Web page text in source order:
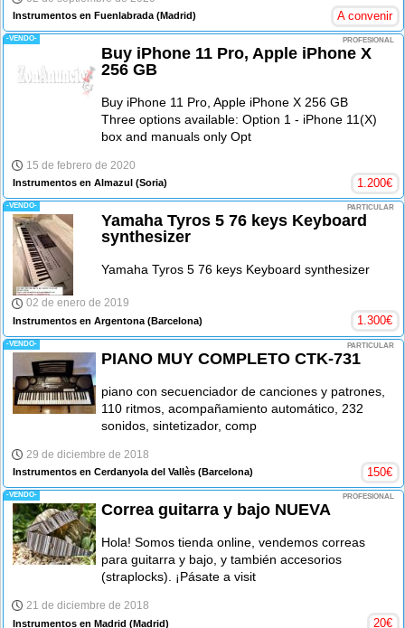
Instrumentos en Fuenlabrada (Madrid) A convenir
-VENDO- PROFESIONAL
Buy iPhone 11 Pro, Apple iPhone X
256 GB
Buy iPhone 11 Pro, Apple iPhone X 256 GB
Three options available: Option 1 - iPhone 11(X)
box and manuals only Opt
15 de febrero de 2020
Instrumentos en Almazul (Soria) 1.200€
-VENDO- PARTICULAR
Yamaha Tyros 5 76 keys Keyboard
synthesizer
Yamaha Tyros 5 76 keys Keyboard synthesizer
02 de enero de 2019
Instrumentos en Argentona (Barcelona) 1.300€
-VENDO- PARTICULAR
PIANO MUY COMPLETO CTK-731
piano con secuenciador de canciones y patrones,
110 ritmos, acompañamiento automático, 232
sonidos, sintetizador, comp
29 de diciembre de 2018
Instrumentos en Cerdanyola del Vallès (Barcelona) 150€
-VENDO- PROFESIONAL
Correa guitarra y bajo NUEVA
Hola! Somos tienda online, vendemos correas
para guitarra y bajo, y también accesorios
(straplocks). ¡Pásate a visit
21 de diciembre de 2018
Instrumentos en Madrid (Madrid) 20€